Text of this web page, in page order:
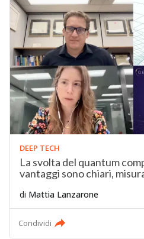
DEEP TECH
La svolta del quantum
vantaggi sono chiari,
di Mattia Lanzarone
Condividi